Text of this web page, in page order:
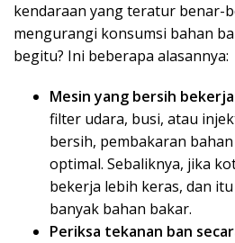
kendaraan yang teratur benar-
mengurangi konsumsi bahan
begitu? Ini beberapa alasannya:
Mesin yang bersih
filter udara, busi, atau
bersih, pembakaran
optimal. Sebaliknya, jika
bekerja lebih keras, dan
banyak bahan bakar.
Periksa tekanan ban